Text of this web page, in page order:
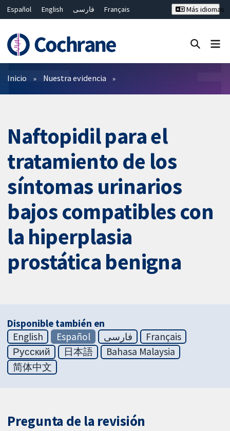
Español English فارسی
Français
Bahasa Malaysia
ไทย 繁體中文
Más idiomas
Filtros
Inicio Nuestra evidencia
Naftopidil para el
tratamiento de los
síntomas urinarios
bajos compatibles con
la hiperplasia
prostática benigna
Disponible también en
English
Español فارسی
Français
Русский
日本語
Bahasa Malaysia
简体中文
Pregunta de la revisión